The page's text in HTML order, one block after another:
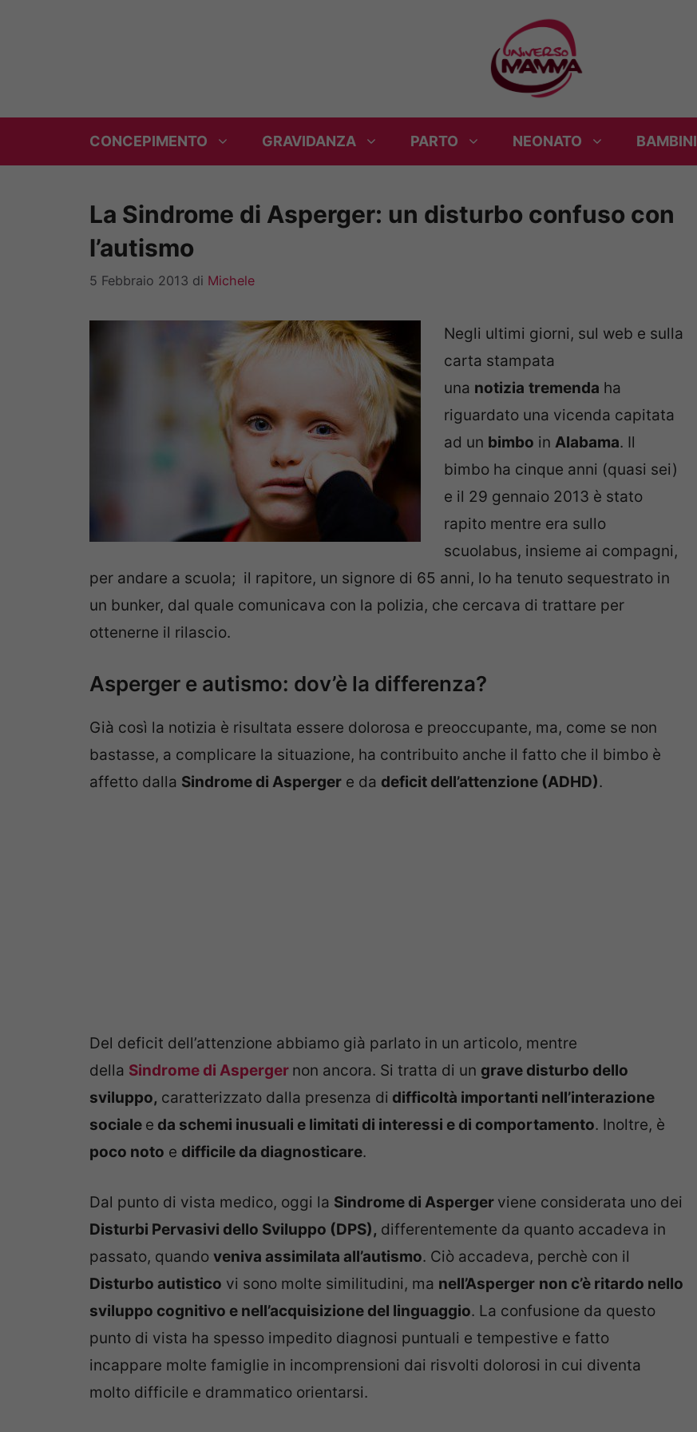
CONCEPIMENTO GRAVIDANZA PARTO NEONATO BAMBINI
La Sindrome di Asperger: un disturbo confuso con
l’autismo
5 Febbraio 2013 di Michele
Negli ultimi giorni, sul web e sulla
carta stampata
una notizia tremenda ha
riguardato una vicenda capitata
ad un bimbo in Alabama. Il
bimbo ha cinque anni (quasi sei)
e il 29 gennaio 2013 è stato
rapito mentre era sullo
scuolabus, insieme ai compagni,
per andare a scuola; il rapitore, un signore di 65 anni, lo ha tenuto sequestrato in
un bunker, dal quale comunicava con la polizia, che cercava di trattare per
ottenerne il rilascio.
Asperger e autismo: dov’è la differenza?
Già così la notizia è risultata essere dolorosa e preoccupante, ma, come se non
bastasse, a complicare la situazione, ha contribuito anche il fatto che il bimbo è
affetto dalla Sindrome di Asperger e da deficit dell’attenzione (ADHD).
Del deficit dell’attenzione abbiamo già parlato in un articolo, mentre
della Sindrome di Asperger non ancora. Si tratta di un grave disturbo dello
sviluppo, caratterizzato dalla presenza di difficoltà importanti nell’interazione
sociale e da schemi inusuali e limitati di interessi e di comportamento. Inoltre, è
poco noto e difficile da diagnosticare.
Dal punto di vista medico, oggi la Sindrome di Asperger viene considerata uno dei
Disturbi Pervasivi dello Sviluppo (DPS), differentemente da quanto accadeva in
passato, quando veniva assimilata all’autismo. Ciò accadeva, perchè con il
Disturbo autistico vi sono molte similitudini, ma nell’Asperger non c’è ritardo nello
sviluppo cognitivo e nell’acquisizione del linguaggio. La confusione da questo
punto di vista ha spesso impedito diagnosi puntuali e tempestive e fatto
incappare molte famiglie in incomprensioni dai risvolti dolorosi in cui diventa
molto difficile e drammatico orientarsi.